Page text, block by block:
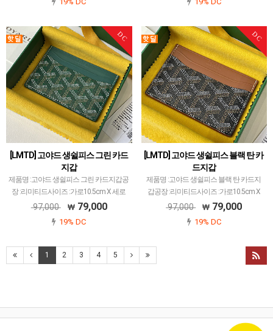
장 최소화된 공장입니다.고야드에서 많이
장 최소화된 공장입니다.고야드에서 많이
DC
[LMTD] 고야드 생쉴피스 그린 카드
지갑
제품명 :고야드 생쉴피스 그린 카드지갑공
장 :리미티드사이즈 :가로10.5cm X 세로
7cm색상 :그린소재 :캔버스 앤카프스킨고
소화된 공장입니다.고야드에서 많이 사용
97,000 79,000
19% DC
DC
[LMTD] 고야드 생쉴피스 블랙 탄 카
드지갑
제품명 :고야드 생쉴피스 블랙 탄 카드지
갑공장 :리미티드사이즈 :가로10.5cm X
세로7cm색상 :블랙 탄소재 :캔버스 앤카
가장 최소화된 공장입니다.고야드에서 많
97,000 79,000
19% DC
1 2 3 4 5